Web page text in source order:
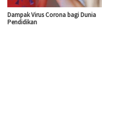
Dampak Virus Corona bagi Dunia
Pendidikan